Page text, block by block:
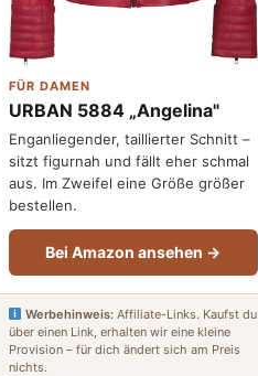
FÜR DAMEN
URBAN 5884 „Angelina"
Enganliegender, taillierter Schnitt –
sitzt figurnah und fällt eher schmal
aus. Im Zweifel eine Größe größer
bestellen.
Bei Amazon ansehen →
Werbehinweis: Affiliate-Links. Kaufst du
über einen Link, erhalten wir eine kleine
Provision – für dich ändert sich am Preis
nichts.